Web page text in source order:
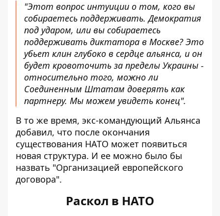
"Этот вопрос интуиции о том, кого вы
собираетесь поддерживать. Демократия
под ударом, или вы собираетесь
поддерживать диктатора в Москве? Это
убьет клин глубоко в сердце альянса, и он
будет кровоточить за пределы Украины -
относительно того, можно ли
Соединенным Штатам доверять как
партнеру. Мы можем увидеть конец".
В то же время, экс-командующий Альянса
добавил, что после окончания
существования НАТО может появиться
новая структура. И ее можно было бы
назвать "Организацией европейского
договора".
Раскол в НАТО